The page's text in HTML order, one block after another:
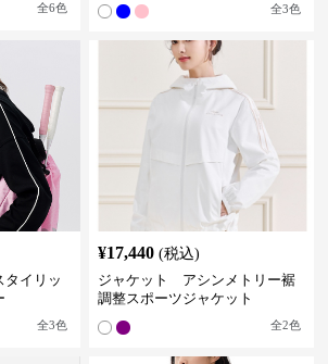
全6色 全3色
イリッ
全3色
¥17,440 (税込)
ジャケット アシンメトリー裾
調整スポーツジャケット
全2色